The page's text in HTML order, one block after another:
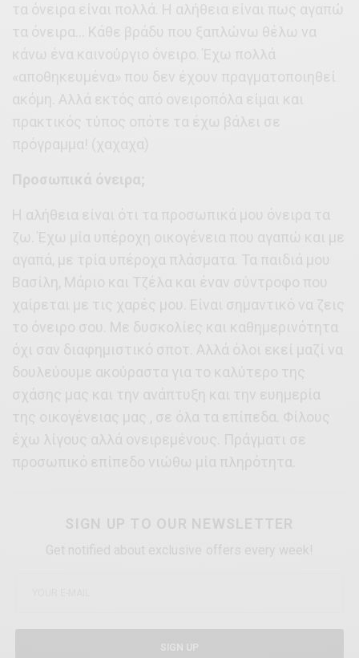
τα όνειρα είναι πολλά. Η αλήθεια είναι πως αγαπώ
τα όνειρα… Κάθε βράδυ που ξαπλώνω θέλω να
κάνω ένα καινούργιο όνειρο. Έχω πολλά
«αποθηκευμένα» που δεν έχουν πραγματοποιηθεί
ακόμη. Αλλά εκτός από ονειροπόλα είμαι και
πρακτικός τύπος οπότε τα έχω βάλει σε
πρόγραμμα! (χαχαχα)
Προσωπικά όνειρα;
Η αλήθεια είναι ότι τα προσωπικά μου όνειρα τα
ζω. Έχω μία υπέροχη οικογένεια που αγαπώ και με
αγαπά, με τρία υπέροχα πλάσματα. Τα παιδιά μου
Βασίλη, Μάριο και Τζέλα και έναν σύντροφο που
χαίρεται με τις χαρές μου. Είναι σημαντικό να ζεις
το όνειρο σου. Με δυσκολίες και καθημερινότητα
όχι σαν διαφημιστικό σποτ. Αλλά όλοι εκεί μαζί να
δουλεύουμε ακούραστα για το καλύτερο της
σχάσης μας και την ανάπτυξη και την ευημερία
της οικογένειας μας , σε όλα τα επίπεδα. Φίλους
έχω λίγους αλλά ονειρεμένους. Πράγματι σε
προσωπικό επίπεδο νιώθω μία πληρότητα.
SIGN UP TO OUR NEWSLETTER
Get notified about exclusive offers every week!
SIGN UP